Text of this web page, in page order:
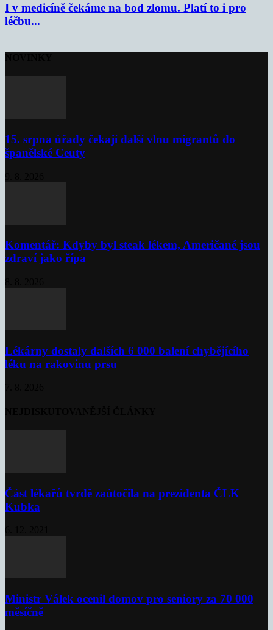
I v medicíně čekáme na bod zlomu. Platí to i pro
léčbu...
15. srpna úřady čekají další vlnu migrantů do
španělské Ceuty
Komentář: Kdyby byl steak lékem, Američané jsou
zdraví jako řípa
Lékárny dostaly dalších 6 000 balení chybějícího
léku na rakovinu prsu
Část lékařů tvrdě zaútočila na prezidenta ČLK
Kubka
Ministr Válek ocenil domov pro seniory za 70 000
měsíčně